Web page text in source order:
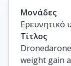
Μονάδες
Ερευνητικό
Τίτλος
weight gain